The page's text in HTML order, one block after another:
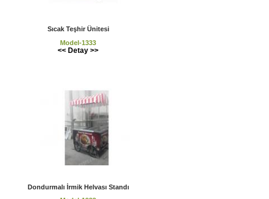
Sıcak Teşhir Ünitesi
Model-1333
<< Detay >>
Dondurmalı İrmik Helvası Standı